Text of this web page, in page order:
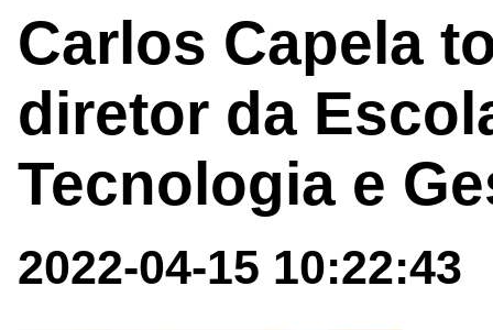
Carlos Capela
diretor da
Tecnologia e
2022-04-15 10:22:43